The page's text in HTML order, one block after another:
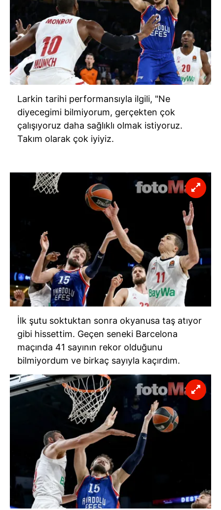
Larkin tarihi performansıyla ilgili, "Ne
diyecegimi bilmiyorum, gerçekten çok
çalışıyoruz daha sağlıklı olmak istiyoruz.
Takım olarak çok iyiyiz.
İlk şutu soktuktan sonra okyanusa taş atıyor
gibi hissettim. Geçen seneki Barcelona
maçında 41 sayının rekor olduğunu
bilmiyordum ve birkaç sayıyla kaçırdım.